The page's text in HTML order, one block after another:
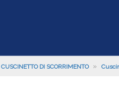
CUSCINETTO DI SCORRIMENTO »